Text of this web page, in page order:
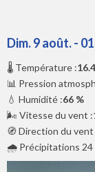
Dim. 9 août. -
🌡️ Température :
📊 Pression
💧 Humidité :66 %
🌬️ Vitesse du vent :
🧭 Direction du vent
🌧️ Précipitations 24